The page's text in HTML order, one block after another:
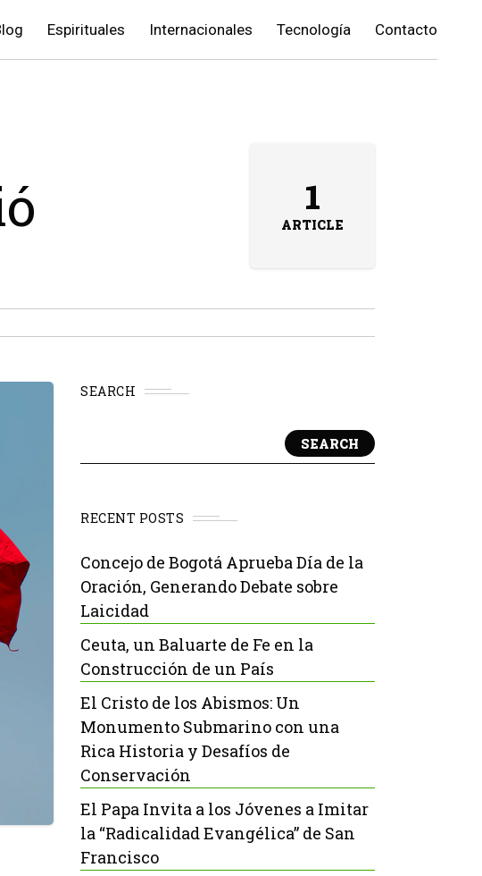
Espirituales Internacionales Tecnología Contacto
1
ARTICLE
SEARCH
SEARCH
RECENT POSTS
Concejo de Bogotá Aprueba Día de la
Oración, Generando Debate sobre
Laicidad
Ceuta, un Baluarte de Fe en la
Construcción de un País
El Cristo de los Abismos: Un
Monumento Submarino con una
Rica Historia y Desafíos de
Conservación
El Papa Invita a los Jóvenes a Imitar
la “Radicalidad Evangélica” de San
Francisco